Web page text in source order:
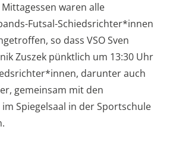
waren alle
Futsal-Schiedsrichter*innen
so dass VSO Sven
Zuszek pünktlich um 13:30 Uhr
darunter auch
gemeinsam mit den
Spiegelsaal in der Sportschule